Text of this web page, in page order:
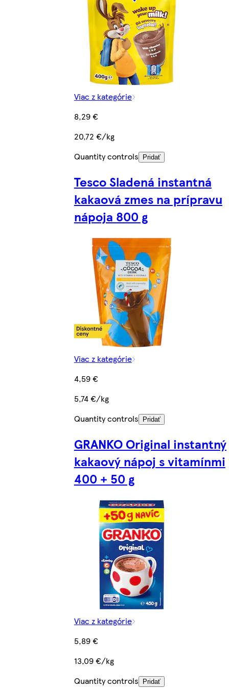
Viac z kategórie
8,29 €
20,72 €/kg
Quantity controls
Pridať
Tesco Sladená instantná
kakaová zmes na prípravu
nápoja 800 g
Viac z kategórie
4,59 €
5,74 €/kg
Quantity controls
Pridať
GRANKO Original instantný
kakaový nápoj s vitamínmi
400 + 50 g
Viac z kategórie
5,89 €
13,09 €/kg
Quantity controls
Pridať